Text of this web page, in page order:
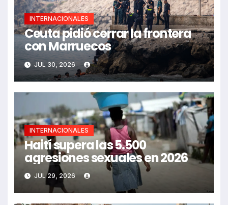
INTERNACIONALES
Ceuta pidió cerrar la frontera
con Marruecos
JUL 30, 2026
INTERNACIONALES
Haití supera las 5.500
agresiones sexuales en 2026
JUL 29, 2026